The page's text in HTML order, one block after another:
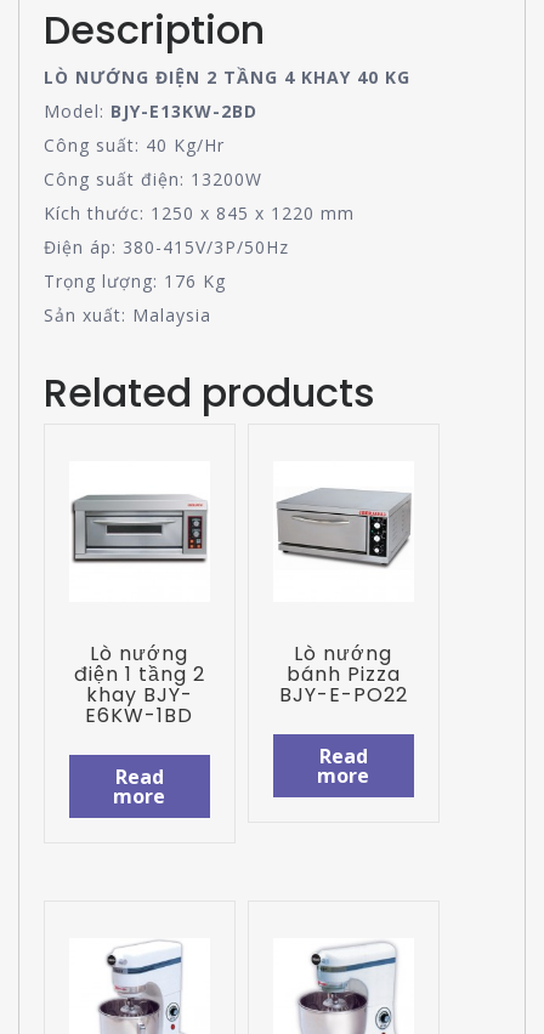
Description
LÒ NƯỚNG ĐIỆN 2 TẦNG 4 KHAY 40 KG
Model: BJY-E13KW-2BD
Công suất: 40 Kg/Hr
Công suất điện: 13200W
Kích thước: 1250 x 845 x 1220 mm
Điện áp: 380-415V/3P/50Hz
Trọng lượng: 176 Kg
Sản xuất: Malaysia
Related products
Lò nướng
điện 1 tầng 2
khay BJY-
E6KW-1BD
Read
more
Lò nướng
bánh Pizza
BJY-E-PO22
Read
more